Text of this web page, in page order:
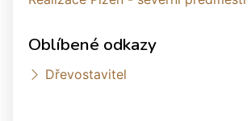
Oblíbené odkazy
Dřevostavitel